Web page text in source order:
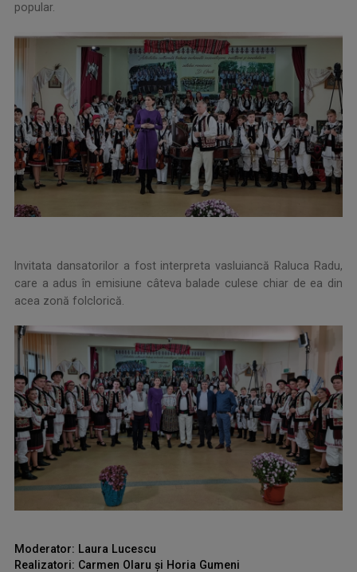
popular.
Invitata dansatorilor a fost interpreta vasluiancă Raluca Radu,
care a adus în emisiune câteva balade culese chiar de ea din
acea zonă folclorică.
Moderator: Laura Lucescu
Realizatori: Carmen Olaru şi Horia Gumeni